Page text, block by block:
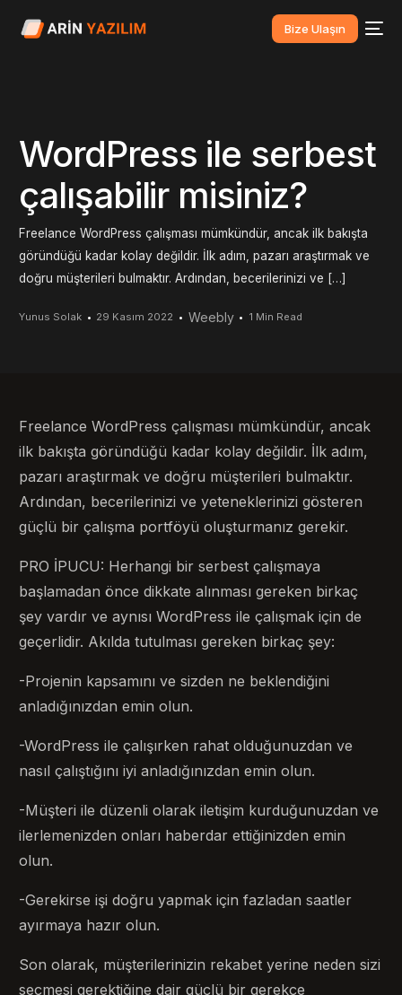
Bize Ulaşın
WordPress ile serbest
çalışabilir misiniz?
Freelance WordPress çalışması mümkündür, ancak ilk bakışta
göründüğü kadar kolay değildir. İlk adım, pazarı araştırmak ve
doğru müşterileri bulmaktır. Ardından, becerilerinizi ve […]
Yunus Solak 29 Kasım 2022 Weebly 1 Min Read
Freelance WordPress çalışması mümkündür, ancak
ilk bakışta göründüğü kadar kolay değildir. İlk adım,
pazarı araştırmak ve doğru müşterileri bulmaktır.
Ardından, becerilerinizi ve yeteneklerinizi gösteren
güçlü bir çalışma portföyü oluşturmanız gerekir.
PRO İPUCU: Herhangi bir serbest çalışmaya
başlamadan önce dikkate alınması gereken birkaç
şey vardır ve aynısı WordPress ile çalışmak için de
geçerlidir. Akılda tutulması gereken birkaç şey:
-Projenin kapsamını ve sizden ne beklendiğini
anladığınızdan emin olun.
-WordPress ile çalışırken rahat olduğunuzdan ve
nasıl çalıştığını iyi anladığınızdan emin olun.
-Müşteri ile düzenli olarak iletişim kurduğunuzdan ve
ilerlemenizden onları haberdar ettiğinizden emin
olun.
-Gerekirse işi doğru yapmak için fazladan saatler
ayırmaya hazır olun.
Son olarak, müşterilerinizin rekabet yerine neden sizi
seçmesi gerektiğine dair güçlü bir gerekçe